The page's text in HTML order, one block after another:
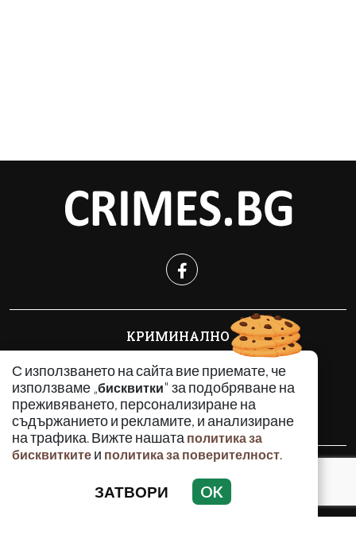
С използването на сайта вие приемате, че
използваме „бисквитки" за подобряване на
преживяването, персонализиране на
съдържанието и рекламите, и анализиране
на трафика. Вижте нашата политика за
бисквитките и политика за поверителност.
ЗАТВОРИ OK
КРИМИНАЛНО
ИНЦИДЕНТИ
АНАЛИЗИ
ПО СВЕТА
ВОДЕЩИ ТЕМИ
Използването и публикуването на част или цялото
съдържание на Crimes.BG без разрешение на Медийна
група Асмара ЕООД е забранено.